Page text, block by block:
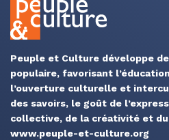
Peuple et Culture développe
populaire, favorisant
l’ouverture culturelle et
des savoirs, le goût de
collective, de la créativité et
www.peuple-et-culture.org